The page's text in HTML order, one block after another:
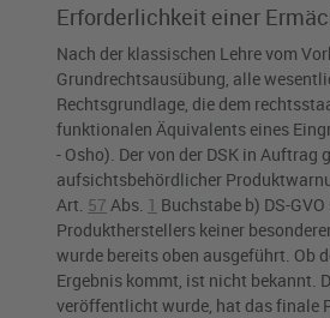
Erforderlichkeit einer
Nach der klassischen Lehre vom
Grundrechtsausübung, alle
Rechtsgrundlage, die dem
funktionalen Äquivalents eines
- Osho). Der von der DSK in Auftrag
aufsichtsbehördlicher
Art. 57 Abs. 1 Buchstabe b) DS-GVO
Produktherstellers keiner
wurde bereits oben ausgeführt. Ob
Ergebnis kommt, ist nicht bekannt.
veröffentlicht wurde, hat das finale